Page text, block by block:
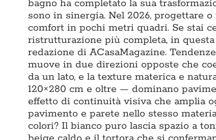
bagno ha completato la sua
sono in sinergia. Nel 2026, progettare
comfort in pochi metri quadri. Se stai
ristrutturazione più completa, in
redazione di ACasaMagazine.
muove in due direzioni opposte che
da un lato, e la texture materica e
120×280 cm e oltre — dominano
effetto di continuità visiva che amplia
pavimento e parete nello stesso
colori? Il bianco puro lascia spazio a